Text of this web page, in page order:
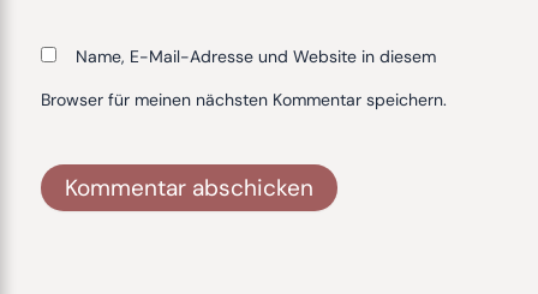
Name, E-Mail-Adresse und Website in diesem
Browser für meinen nächsten Kommentar speichern.